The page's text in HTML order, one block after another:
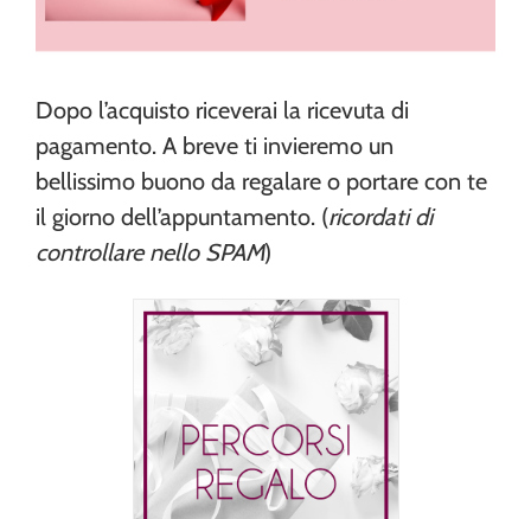
Dopo l’acquisto riceverai la ricevuta di
pagamento. A breve ti invieremo un
bellissimo buono da regalare o portare con te
il giorno dell’appuntamento. (ricordati di
controllare nello SPAM)